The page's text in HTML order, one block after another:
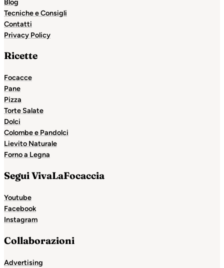
Blog
Tecniche e Consigli
Contatti
Privacy Policy
Ricette
Focacce
Pane
Pizza
Torte Salate
Dolci
Colombe e Pandolci
Lievito Naturale
Forno a Legna
Segui VivaLaFocaccia
Youtube
Facebook
Instagram
Collaborazioni
Advertising